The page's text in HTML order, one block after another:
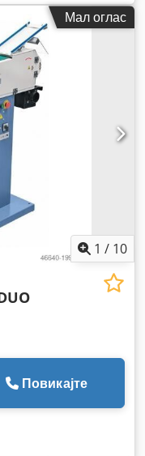
Мал оглас
1 / 10
Повикајте